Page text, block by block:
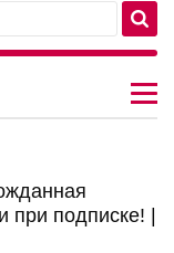
подписке! |